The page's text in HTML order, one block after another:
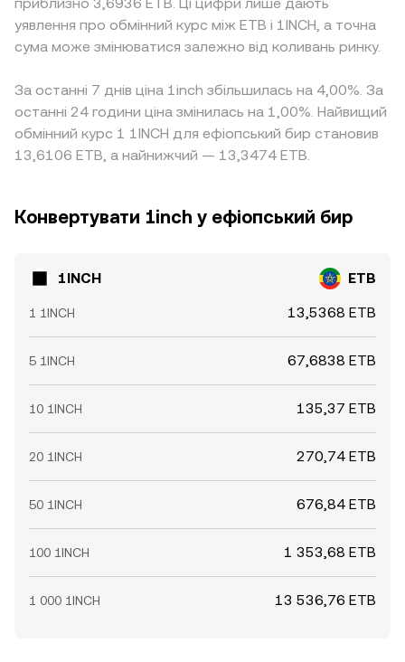
уявлення про обмінний курс між ETB і 1INCH, а точна
сума може змінюватися залежно від коливань ринку.
За останні 7 днів ціна 1inch збільшилась на 4,00%. За
останні 24 години ціна змінилась на 1,00%. Найвищий
обмінний курс 1 1INCH для ефіопський бир становив
13,6106 ETB, а найнижчий — 13,3474 ETB.
Конвертувати 1inch у ефіопський бир
1INCH ETB
1 1INCH 13,5368 ETB
5 1INCH 67,6838 ETB
10 1INCH 135,37 ETB
20 1INCH 270,74 ETB
50 1INCH 676,84 ETB
100 1INCH 1 353,68 ETB
1 000 1INCH 13 536,76 ETB